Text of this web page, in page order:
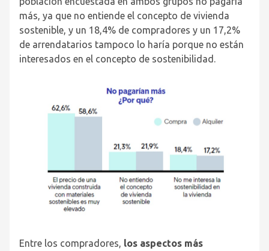
más, ya que no entiende el concepto de vivienda
sostenible, y un 18,4% de compradores y un 17,2%
de arrendatarios tampoco lo haría porque no están
interesados en el concepto de sostenibilidad.
Entre los compradores, los aspectos más